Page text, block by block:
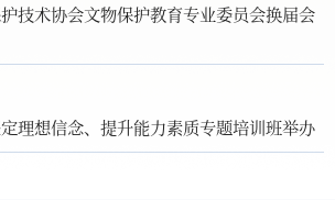
技术协会文物保护教育专业委员会换届会
理想信念、提升能力素质专题培训班举办